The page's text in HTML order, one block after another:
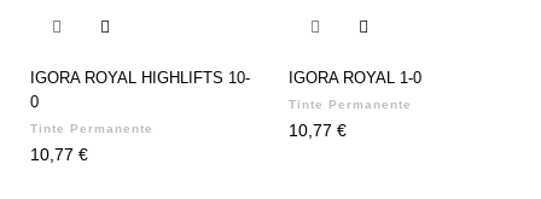

IGORA ROYAL HIGHLIFTS 10-
0
Tinte Permanente
Precio
10,77 €

IGORA ROYAL 1-0
Tinte Permanente
Precio
10,77 €